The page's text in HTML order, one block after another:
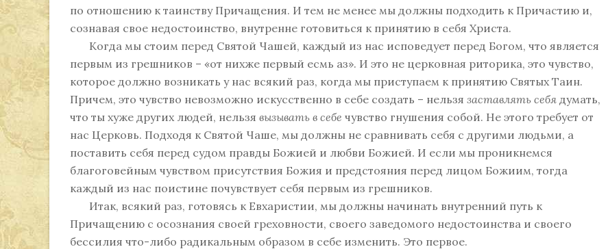
по отношению к таинству Причащения. И тем не менее мы должны подходить к Причастию и,
сознавая свое недостоинство, внутренне готовиться к принятию в себя Христа.
Когда мы стоим перед Святой Чашей, каждый из нас исповедует перед Богом, что является
первым из грешников – «от нихже первый есмь аз». И это не церковная риторика, это чувство,
которое должно возникать у нас всякий раз, когда мы приступаем к принятию Святых Таин.
Причем, это чувство невозможно искусственно в себе создать – нельзя заставлять себя думать,
что ты хуже других людей, нельзя вызывать в себе чувство гнушения собой. Не этого требует от
нас Церковь. Подходя к Святой Чаше, мы должны не сравнивать себя с другими людьми, а
поставить себя перед судом правды Божией и любви Божией. И если мы проникнемся
благоговейным чувством присутствия Божия и предстояния перед лицом Божиим, тогда
каждый из нас поистине почувствует себя первым из грешников.
Итак, всякий раз, готовясь к Евхаристии, мы должны начинать внутренний путь к
Причащению с осознания своей греховности, своего заведомого недостоинства и своего
бессилия что-либо радикальным образом в себе изменить. Это первое.